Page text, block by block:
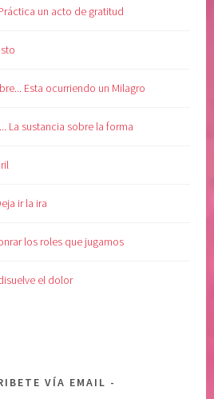
un acto de gratitud
Esta ocurriendo un Milagro
La sustancia sobre la forma
ir la ira
los roles que jugamos
el dolor
VÍA EMAIL